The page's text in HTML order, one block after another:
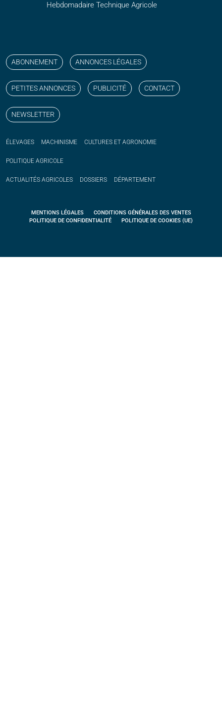
Hebdomadaire Technique Agricole
ABONNEMENT ANNONCES LÉGALES
PETITES ANNONCES PUBLICITÉ CONTACT
NEWSLETTER
ÉLEVAGES MACHINISME CULTURES ET AGRONOMIE
POLITIQUE AGRICOLE
ACTUALITÉS AGRICOLES DOSSIERS DÉPARTEMENT
MENTIONS LÉGALES
CONDITIONS GÉNÉRALES DES VENTES
POLITIQUE DE CONFIDENTIALITÉ
POLITIQUE DE COOKIES (UE)